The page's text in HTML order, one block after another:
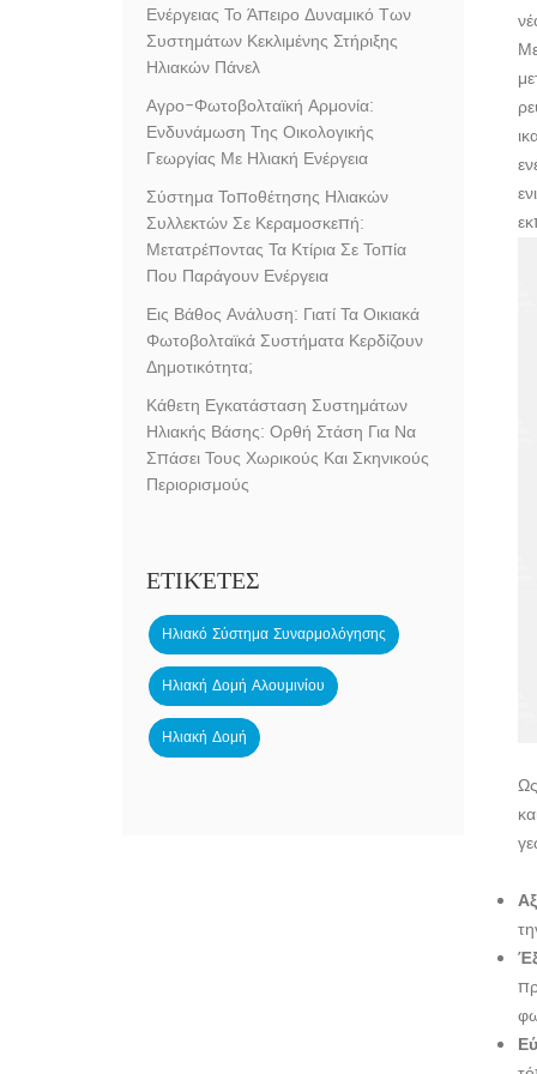
Ενέργειας Το Άπειρο Δυναμικό Των
Συστημάτων Κεκλιμένης Στήριξης
Ηλιακών Πάνελ
Αγρο-Φωτοβολταϊκή Αρμονία:
Ενδυνάμωση Της Οικολογικής
Γεωργίας Με Ηλιακή Ενέργεια
Σύστημα Τοποθέτησης Ηλιακών
Συλλεκτών Σε Κεραμοσκεπή:
Μετατρέποντας Τα Κτίρια Σε Τοπία
Που Παράγουν Ενέργεια
Εις Βάθος Ανάλυση: Γιατί Τα Οικιακά
Φωτοβολταϊκά Συστήματα Κερδίζουν
Δημοτικότητα;
Κάθετη Εγκατάσταση Συστημάτων
Ηλιακής Βάσης: Ορθή Στάση Για Να
Σπάσει Τους Χωρικούς Και Σκηνικούς
Περιορισμούς
ΕΤΙΚΈΤΕΣ
Ηλιακό Σύστημα Συναρμολόγησης
Ηλιακή Δομή Αλουμινίου
Ηλιακή Δομή